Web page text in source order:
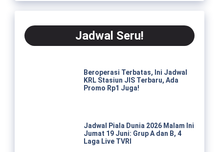
Jadwal Seru!
Beroperasi Terbatas, Ini Jadwal
KRL Stasiun JIS Terbaru, Ada
Promo Rp1 Juga!
Jadwal Piala Dunia 2026 Malam Ini
Jumat 19 Juni: Grup A dan B, 4
Laga Live TVRI